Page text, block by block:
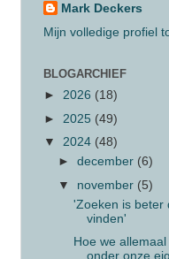
Mark Deckers
Mijn volledige profiel
BLOGARCHIEF
► 2026 (18)
► 2025 (49)
▼ 2024 (48)
►december (6)
▼ november (5)
'Zoeken is beter
vinden'
Hoe we allemaal
onder onze